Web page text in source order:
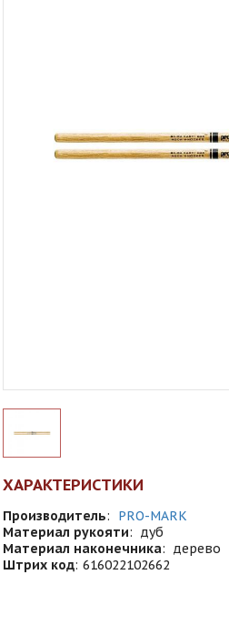
ХАРАКТЕРИСТИКИ
Производитель:
PRO-MARK
Материал рукояти: дуб
Материал наконечника: дерево
Штрих код: 616022102662